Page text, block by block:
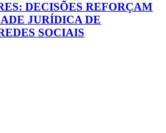
DECISÕES REFORÇAM
JURÍDICA DE
SOCIAIS